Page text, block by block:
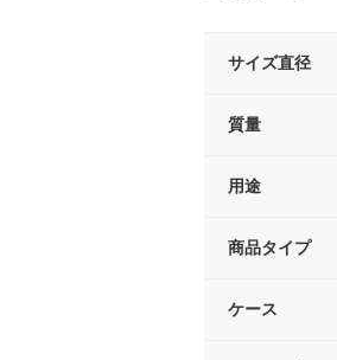
サイズ直径
質量
用途
商品タイプ
ケース